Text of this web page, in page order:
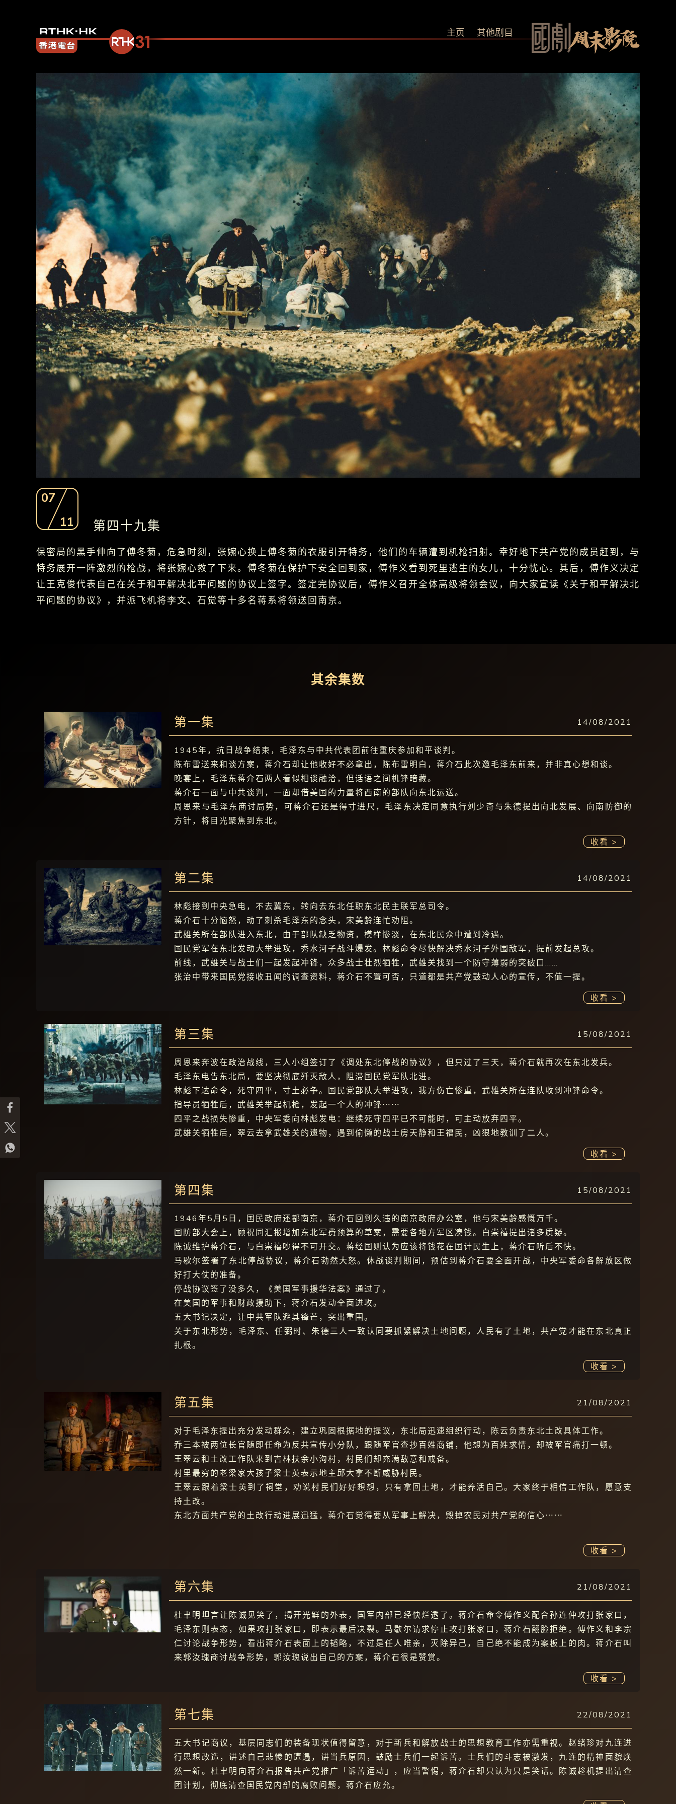
主页 其他剧目
07
11
第四十九集
保密局的黑手伸向了傅冬菊，危急时刻，张婉心换上傅冬菊的衣服引开特务，他们的车辆遭到机枪扫射。幸好地下共产党的成员赶到，与
特务展开一阵激烈的枪战，将张婉心救了下来。傅冬菊在保护下安全回到家，傅作义看到死里逃生的女儿，十分忧心。其后，傅作义决定
让王克俊代表自己在关于和平解决北平问题的协议上签字。签定完协议后，傅作义召开全体高级将领会议，向大家宣读《关于和平解决北
平问题的协议》，并派飞机将李文、石觉等十多名蒋系将领送回南京。
其余集数
第一集 14/08/2021
1945年，抗日战争结束，毛泽东与中共代表团前往重庆参加和平谈判。
陈布雷送来和谈方案，蒋介石却让他收好不必拿出，陈布雷明白，蒋介石此次邀毛泽东前来，并非真心想和谈。
晚宴上，毛泽东蒋介石两人看似相谈融洽，但话语之间机锋暗藏。
蒋介石一面与中共谈判，一面却借美国的力量将西南的部队向东北运送。
周恩来与毛泽东商讨局势，可蒋介石还是得寸进尺，毛泽东决定同意执行刘少奇与朱德提出向北发展、向南防御的
方针，将目光聚焦到东北。
收看 >
第二集 14/08/2021
林彪接到中央急电，不去冀东，转向去东北任职东北民主联军总司令。
蒋介石十分恼怒，动了刺杀毛泽东的念头，宋美龄连忙劝阻。
武雄关所在部队进入东北，由于部队缺乏物资，模样惨淡，在东北民众中遭到冷遇。
国民党军在东北发动大举进攻，秀水河子战斗爆发。林彪命令尽快解决秀水河子外围敌军，提前发起总攻。
前线，武雄关与战士们一起发起冲锋，众多战士壮烈牺牲，武雄关找到一个防守薄弱的突破口……
张治中带来国民党接收丑闻的调查资料，蒋介石不置可否，只道都是共产党鼓动人心的宣传，不值一提。
收看 >
第三集 15/08/2021
周恩来奔波在政治战线，三人小组签订了《调处东北停战的协议》，但只过了三天，蒋介石就再次在东北发兵。
毛泽东电告东北局，要坚决彻底歼灭敌人，阻滞国民党军队北进。
林彪下达命令，死守四平，寸土必争。国民党部队大举进攻，我方伤亡惨重，武雄关所在连队收到冲锋命令。
指导员牺牲后，武雄关举起机枪，发起一个人的冲锋⋯⋯
四平之战损失惨重，中央军委向林彪发电：继续死守四平已不可能时，可主动放弃四平。
武雄关牺牲后，翠云去拿武雄关的遗物，遇到偷懒的战士房天静和王福民，凶狠地教训了二人。
收看 >
第四集 15/08/2021
1946年5月5日，国民政府还都南京，蒋介石回到久违的南京政府办公室，他与宋美龄感慨万千。
国防部大会上，顾祝同汇报增加东北军费预算的草案，需要各地方军区凑钱。白崇禧提出诸多质疑。
陈诚维护蒋介石，与白崇禧吵得不可开交。蒋经国则认为应该将钱花在国计民生上，蒋介石听后不快。
马歇尔签署了东北停战协议，蒋介石勃然大怒。休战谈判期间，预估到蒋介石要全面开战，中央军委命各解放区做
好打大仗的准备。
停战协议签了没多久，《美国军事援华法案》通过了。
在美国的军事和财政援助下，蒋介石发动全面进攻。
五大书记决定，让中共军队避其锋芒，突出重围。
关于东北形势，毛泽东、任弼时、朱德三人一致认同要抓紧解决土地问题，人民有了土地，共产党才能在东北真正
扎根。
收看 >
第五集 21/08/2021
对于毛泽东提出充分发动群众，建立巩固根据地的提议，东北局迅速组织行动，陈云负责东北土改具体工作。
乔三本被两位长官随即任命为反共宣传小分队，跟随军官查抄百姓商铺，他想为百姓求情，却被军官痛打一顿。
王翠云和土改工作队来到吉林扶余小沟村，村民们却充满敌意和戒备。
村里最穷的老梁家大孩子梁士英表示地主邱大拿不断威胁村民。
王翠云跟着梁士英到了祠堂，劝说村民们好好想想，只有拿回土地，才能养活自己。大家终于相信工作队，愿意支
持土改。
东北方面共产党的土改行动进展迅猛，蒋介石觉得要从军事上解决，毁掉农民对共产党的信心⋯⋯
收看 >
第六集 21/08/2021
杜聿明坦言让陈诚见笑了，揭开光鲜的外表，国军内部已经快烂透了。蒋介石命令傅作义配合孙连仲攻打张家口，
毛泽东则表态，如果攻打张家口，即表示最后决裂。马歇尔请求停止攻打张家口，蒋介石翻脸拒绝。傅作义和李宗
仁讨论战争形势，看出蒋介石表面上的韬略，不过是任人唯亲，灭除异己，自己绝不能成为案板上的肉。蒋介石叫
来郭汝瑰商讨战争形势，郭汝瑰说出自己的方案，蒋介石很是赞赏。
收看 >
第七集 22/08/2021
五大书记商议，基层同志们的装备现状值得留意，对于新兵和解放战士的思想教育工作亦需重视。赵绪珍对九连进
行思想改造，讲述自己悲惨的遭遇，讲当兵原因，鼓励士兵们一起诉苦。士兵们的斗志被激发，九连的精神面貌焕
然一新。杜聿明向蒋介石报告共产党推广「诉苦运动」，应当警惕，蒋介石却只认为只是笑话。陈诚趁机提出清查
团计划，彻底清查国民党内部的腐败问题，蒋介石应允。